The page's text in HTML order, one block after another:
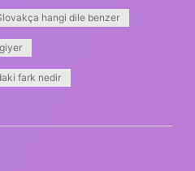
hangi dile benzer
fark nedir